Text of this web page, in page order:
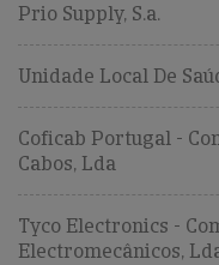
Prio Supply, S.a.
Unidade Local De
Coficab Portugal -
Cabos, Lda
Tyco Electronics -
Electromecânicos,